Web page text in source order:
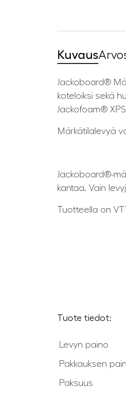
Kuvaus
Jackoboard®
koteloiksi sekä
Jackofoam®
Märkätilalevyä
Jackoboard®-
kantaa. Vain
Tuotteella on
Tuote tiedot:
Levyn paino
Pakkauksen
Paksuus